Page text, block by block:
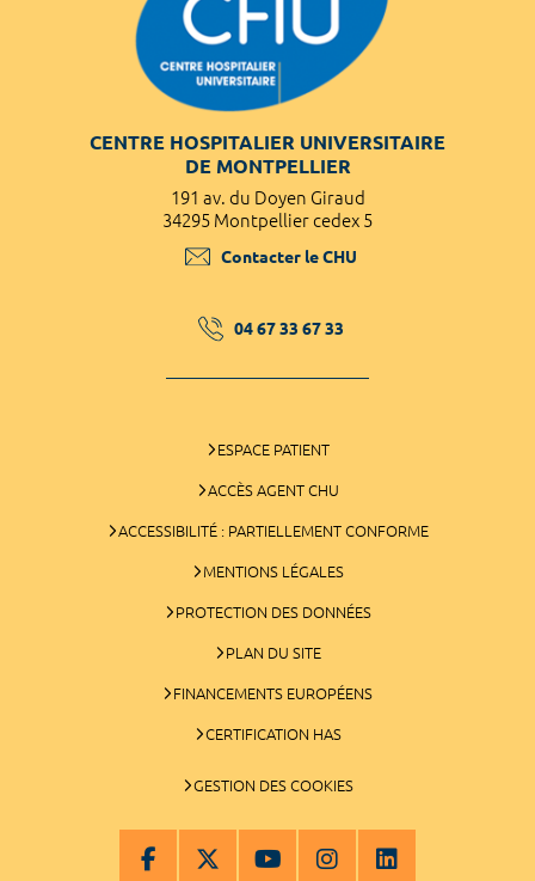
CENTRE HOSPITALIER UNIVERSITAIRE
DE MONTPELLIER
191 av. du Doyen Giraud
34295 Montpellier cedex 5
Contacter le CHU
04 67 33 67 33
ESPACE PATIENT
ACCÈS AGENT CHU
ACCESSIBILITÉ : PARTIELLEMENT CONFORME
MENTIONS LÉGALES
PROTECTION DES DONNÉES
PLAN DU SITE
FINANCEMENTS EUROPÉENS
CERTIFICATION HAS
GESTION DES COOKIES